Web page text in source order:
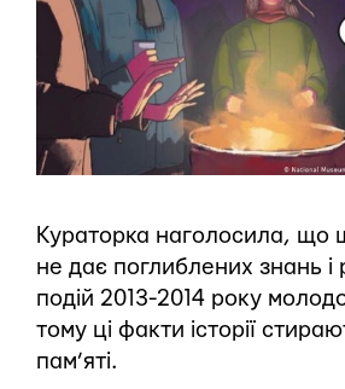
Кураторка наголосила, що
не дає поглиблених знань і
подій 2013-2014 року
тому ці факти історії
пам’яті.